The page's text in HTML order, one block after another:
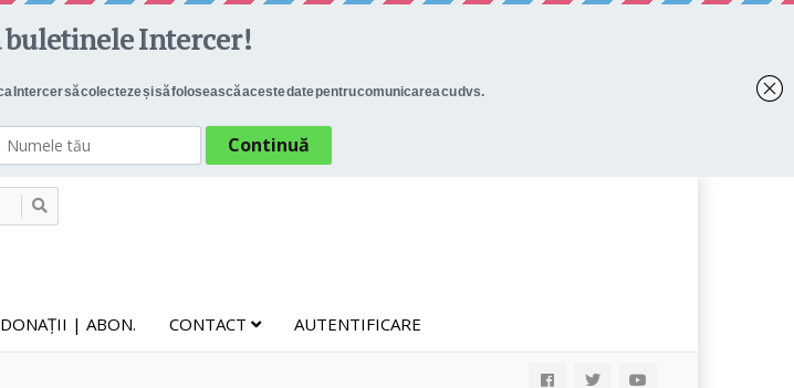
DONAȚII | ABON. CONTACT AUTENTIFICARE